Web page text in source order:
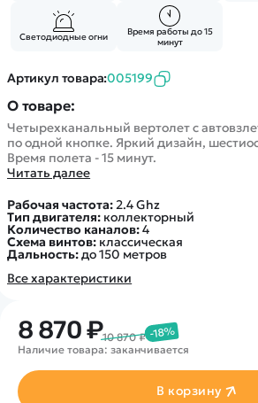
Светодиодные огни
Время работы до 15
минут
Артикул товара:005199
О товаре:
Четырехканальный вертолет с
по одной кнопке. Яркий дизайн,
Время полета - 15 минут.
Читать далее
Рабочая частота:2.4 Ghz
Тип двигателя: коллекторный
Количество каналов:4
Схема винтов: классическая
Дальность:до 150 метров
Все характеристики
8 870 ₽10 870 ₽ -18%
Наличие товара: заканчивается
В корзину
Запчасти для моделей